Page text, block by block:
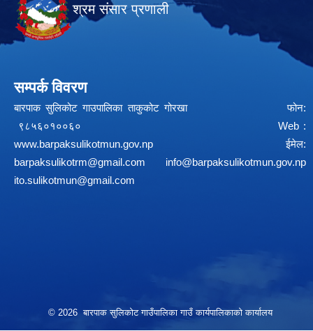
श्रम संसार प्रणाली
सम्पर्क विवरण
बारपाक सुलिकोट गाउपालिका ताकुकोट गोरखा फोन:
९८५६०१००६० Web :
www.barpaksulikotmun.gov.np
ईमेल:
barpaksulikotrm@gmail.com
info@barpaksulikotmun.gov.np
ito.sulikotmun@gmail.com
© 2026 बारपाक सुलिकोट गाउँपालिका गाउँ कार्यपालिकाको कार्यालय